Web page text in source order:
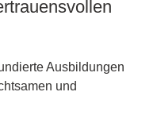
Ausbildungen
und